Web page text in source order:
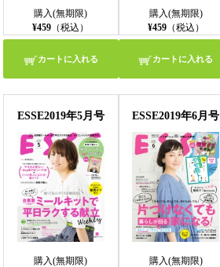
購入(無期限)
¥459 （税込）
カートに入れる
購入(無期限)
¥459（税込）
カートに入れる
ESSE2019年5月号
購入(無期限)
ESSE2019年6月号
購入(無期限)